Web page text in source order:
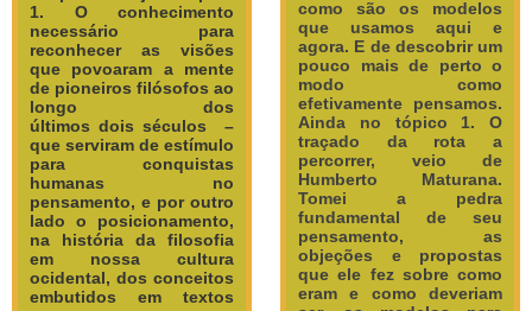
1. O conhecimento
necessário para
reconhecer as visões
que povoaram a mente
de pioneiros filósofos ao
longo dos
últimos dois séculos –
que serviram de estímulo
para conquistas
humanas no
pensamento, e por outro
lado o posicionamento,
na história da filosofia
em nossa cultura
ocidental, dos conceitos
embutidos em textos
como são os modelos
que usamos aqui e
agora. E de descobrir um
pouco mais de perto o
modo como
efetivamente pensamos.
Ainda no tópico 1. O
traçado da rota a
percorrer, veio de
Humberto Maturana.
Tomei a pedra
fundamental de seu
pensamento, as
objeções e propostas
que ele fez sobre como
eram e como deveriam